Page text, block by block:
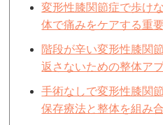
変形性膝関節症で歩け
体で痛みをケアする重
階段が辛い変形性膝関
返さないための整体ア
手術なしで変形性膝関
保存療法と整体を組み